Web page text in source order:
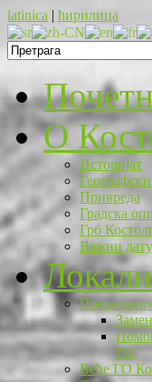
latinica | ћирилица
O
Историјат
Привреда
Градска
Грб
Важни
ГО
Веће ГО